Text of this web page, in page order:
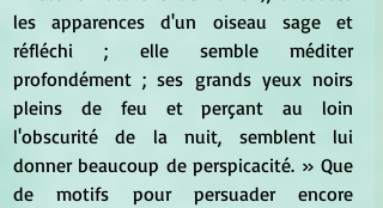
les apparences d'un oiseau sage et
réfléchi ; elle semble méditer
profondément ; ses grands yeux noirs
pleins de feu et perçant au loin
l'obscurité de la nuit, semblent lui
donner beaucoup de perspicacité. » Que
de motifs pour persuader encore